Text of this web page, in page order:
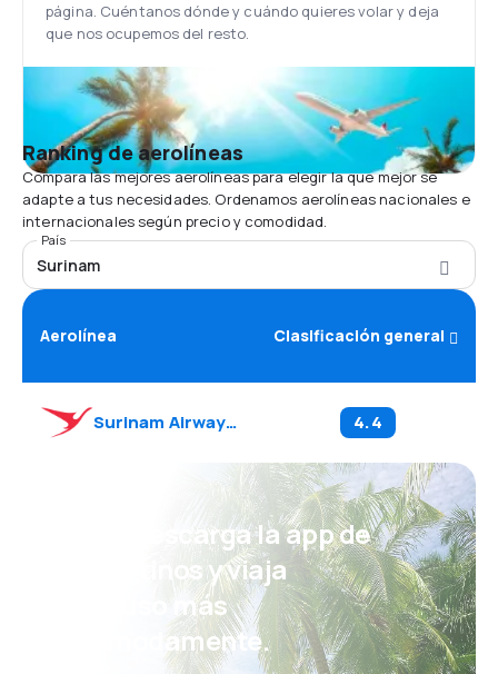
página. Cuéntanos dónde y cuándo quieres volar y deja
que nos ocupemos del resto.
Ranking de aerolíneas
Compara las mejores aerolíneas para elegir la que mejor se
adapte a tus necesidades. Ordenamos aerolíneas nacionales e
internacionales según precio y comodidad.
País
Surinam
Aerolínea Clasificación general
Surinam Airways( 4.4
¡Eh! Descarga la app de
eDestinos y viaja
incluso más
cómodamente.